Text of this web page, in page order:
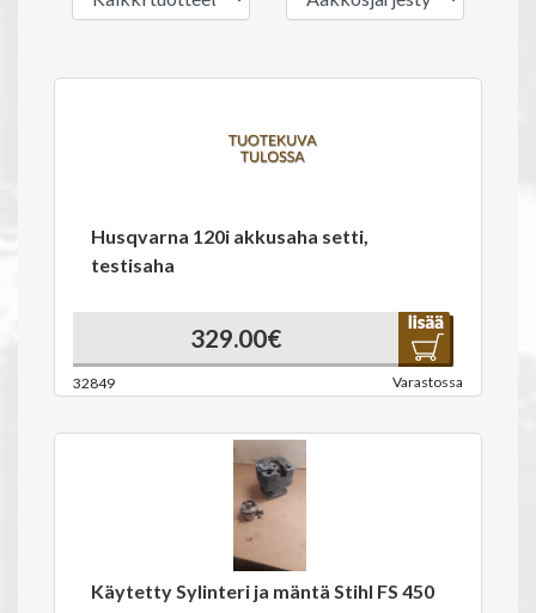
Husqvarna 120i akkusaha setti,
testisaha
329.00€
32849 Varastossa
Käytetty Sylinteri ja mäntä Stihl FS 450